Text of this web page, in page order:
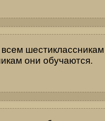
они обучаются.